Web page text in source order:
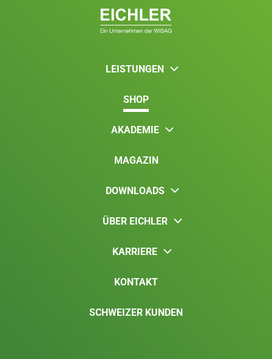
LEISTUNGEN
SHOP
AKADEMIE
MAGAZIN
DOWNLOADS
ÜBER EICHLER
KARRIERE
KONTAKT
SCHWEIZER KUNDEN